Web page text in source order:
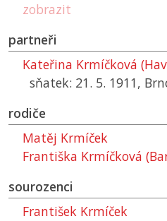
zobrazit
partneři
Kateřina Krmíčková
sňatek: 21. 5. 1911,
rodiče
Matěj Krmíček
Františka Krmíčková
sourozenci
František Krmíček